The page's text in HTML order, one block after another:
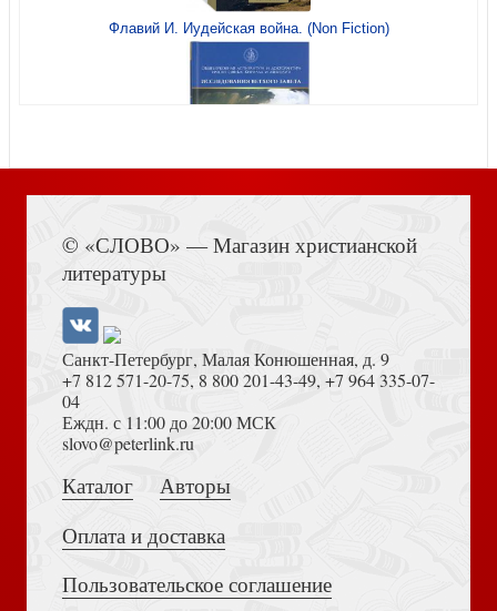
Наедине с Богом
Евангелие от Иоанна 1 — 11
Хранимые в Божьих руках
Драгоценный Христос
Как помочь детям понять Евангелие
Сборник упражнений по грамматике древнееврейского
Флавий И. Иудейская война. (Non Fiction)
Достоевский Ф.М. Сила и правда России (2024)
© «СЛОВО» — Магазин христианской
литературы
Санкт-Петербург, Малая Конюшенная, д. 9
+7 812 571-20-75, 8 800 201-43-49, +7 964 335-07-
04
Еждн. с 11:00 до 20:00 МСК
slovo@peterlink.ru
Каталог
Авторы
Оплата и доставка
Пользовательское соглашение